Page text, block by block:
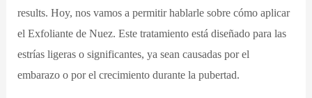
results. Hoy, nos vamos a permitir hablarle sobre cómo aplicar
el Exfoliante de Nuez. Este tratamiento está diseñado para las
estrías ligeras o significantes, ya sean causadas por el
embarazo o por el crecimiento durante la pubertad.